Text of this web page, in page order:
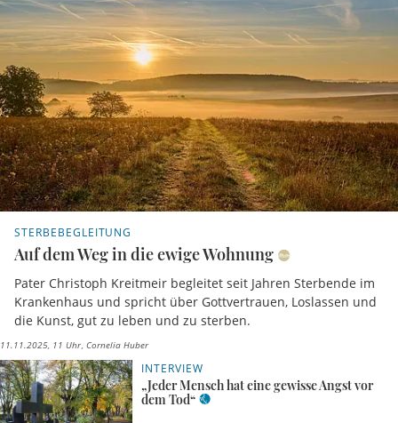
STERBEBEGLEITUNG
Auf dem Weg in die ewige Wohnung
Pater Christoph Kreitmeir begleitet seit Jahren Sterbende im
Krankenhaus und spricht über Gottvertrauen, Loslassen und
die Kunst, gut zu leben und zu sterben.
11.11.2025, 11 Uhr Cornelia Huber
INTERVIEW
„Jeder Mensch hat eine gewisse Angst vor
dem Tod“